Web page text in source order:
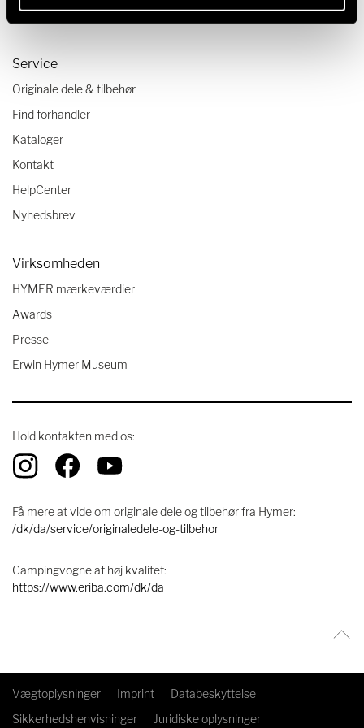
Autocamper tjekliste
Service
Originale dele & tilbehør
Find forhandler
Kataloger
Kontakt
HelpCenter
Nyhedsbrev
Virksomheden
HYMER mærkeværdier
Awards
Presse
Erwin Hymer Museum
Hold kontakten med os:
Få mere at vide om originale dele og tilbehør fra Hymer:
/dk/da/service/originaledele-og-tilbehor
Campingvogne af høj kvalitet:
https://www.eriba.com/dk/da
Vægtoplysninger Imprint
Databeskyttelse
Sikkerhedshenvisninger
Juridiske oplysninger